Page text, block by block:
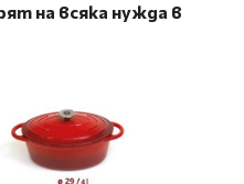
на всяка нужда в